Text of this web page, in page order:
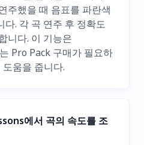
주했을 때 음표를 파란색
다. 각 곡 연주 후 정확도
니다. 이 기능은
Pro Pack 구매가 필요하
움을 줍니다.
에서 곡의 속도를 조